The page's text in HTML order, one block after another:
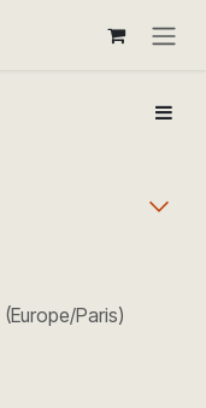
(Europe/Paris)